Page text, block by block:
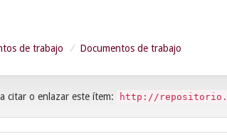
de trabajo Documentos de trabajo
citar o enlazar este ítem: http://